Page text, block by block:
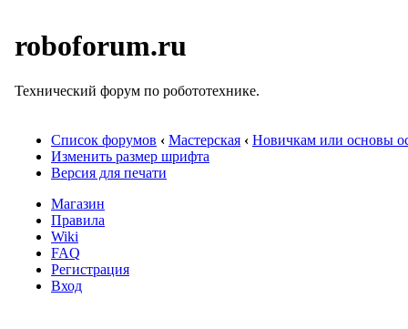
roboforum.ru
Технический форум по робототехнике.
Список форумов ‹ Мастерская ‹ Новичкам или основы
Изменить размер шрифта
Версия для печати
Магазин
Правила
Wiki
FAQ
Регистрация
Вход